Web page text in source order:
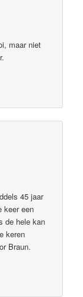
maar niet
45 jaar
keer een
de hele kan
keren
Braun.